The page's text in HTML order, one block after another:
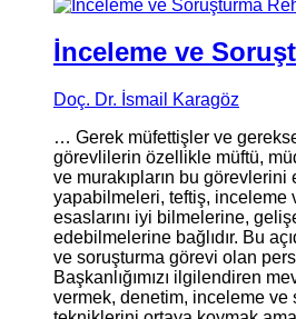
İnceleme ve
Doç. Dr. İsmail Karagöz
… Gerek müfettişler ve
görevlilerin özellikle müftü,
ve murakıpların bu
yapabilmeleri, teftiş, inceleme
esaslarını iyi bilmelerine,
edebilmelerine bağlıdır. Bu
ve soruşturma görevi olan
Başkanlığımızı ilgilendiren
vermek, denetim, inceleme ve